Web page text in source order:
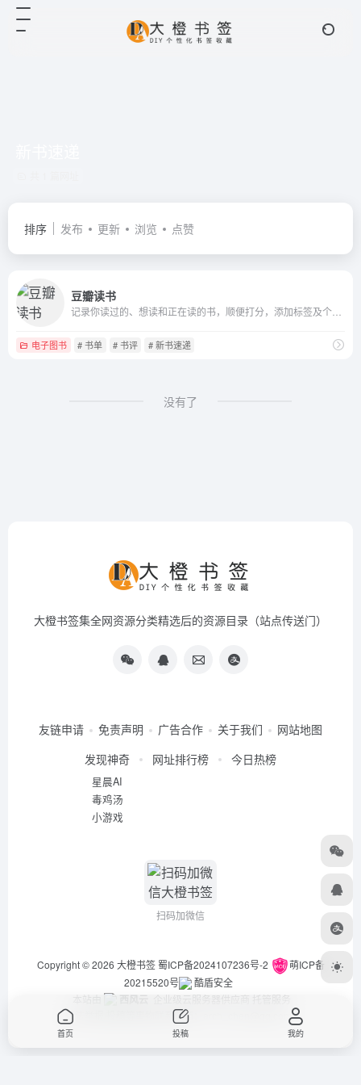
排序 发布 更新 浏览 点赞
豆瓣读书
电子图书 # 书单 # 书评 # 新书速递
没有了
大橙书签集全网资源分类精选后的资源目录（站点传送门）
友链申请 免责声明 广告合作 关于我们
网站地图
发现神奇
星晨AI
毒鸡汤
小游戏
网址排行榜 今日热榜
扫码加微信
Copyright © 2026 大橙书签 蜀ICP备2024107236号-2
萌ICP备
20215520号
酷盾安全
本站由
西风云 企业级云服务器供应商 托管服务
违法举报/投稿等事物联系邮箱：arch_chen@qq.com
首页 投稿 我的